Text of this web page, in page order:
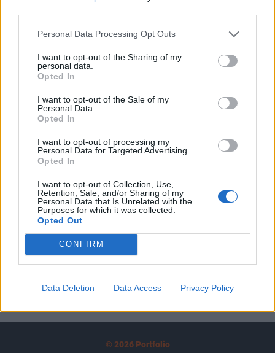
Personal Data Processing Opt Outs
I want to opt-out of the Sharing of my
personal data.
Opted In
I want to opt-out of the Sale of my
Personal Data.
Opted In
I want to opt-out of processing my
Personal Data for Targeted Advertising.
Opted In
I want to opt-out of Collection, Use,
Retention, Sale, and/or Sharing of my
Personal Data that Is Unrelated with the
Purposes for which it was collected.
Opted Out
CONFIRM
Data Deletion Data Access Privacy Policy
KEDVES OLVASÓNK!
A keresett cikk a portfolio.hu hírarchívumához
regisztrációhoz kötött.
Az előfizetés a következőket tartalmazza:
Portfolio.hu teljes cikkarchívum
Kötéslisták: BÉT elmúlt 2 év napon belüli
Előfizetés
MÁR ELŐFIZETŐNK VAGY?
© 2026 Portfolio